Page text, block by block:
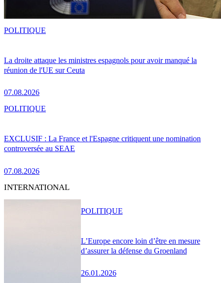
La droite attaque les ministres espagnols pour avoir manqué la
réunion de l'UE sur Ceuta
07.08.2026
POLITIQUE
EXCLUSIF : La France et l'Espagne critiquent une nomination
controversée au SEAE
07.08.2026
POLITIQUE
INTERNATIONAL
L’Europe encore loin d’être en mesure
d’assurer la défense du Groenland
26.01.2026
POLITIQUE